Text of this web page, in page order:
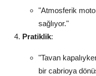
"Atmosferik
sağlıyor."
Pratiklik:
"Tavan
bir cabrioya